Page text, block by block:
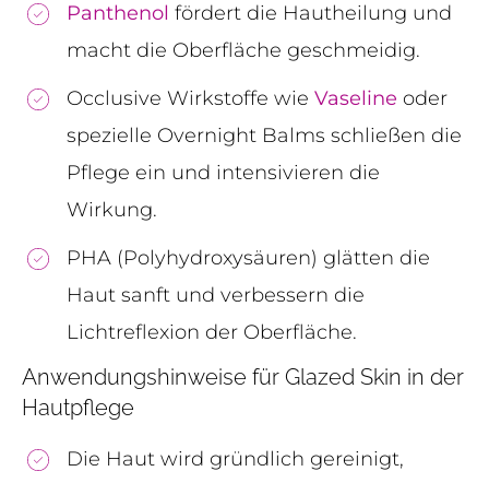
Panthenol fördert die Hautheilung und
macht die Oberfläche geschmeidig.
Occlusive Wirkstoffe wie Vaseline oder
spezielle Overnight Balms schließen die
Pflege ein und intensivieren die
Wirkung.
PHA (Polyhydroxysäuren) glätten die
Haut sanft und verbessern die
Lichtreflexion der Oberfläche.
Anwendungshinweise für Glazed Skin in der
Hautpflege
Die Haut wird gründlich gereinigt,